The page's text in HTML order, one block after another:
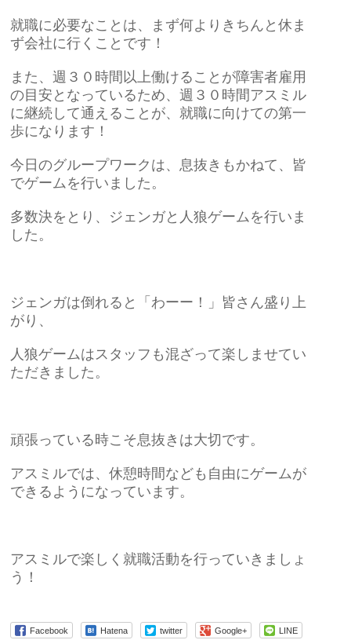
就職に必要なことは、まず何よりきちんと休ま
ず会社に行くことです！
また、週３０時間以上働けることが障害者雇用
の目安となっているため、週３０時間アスミル
に継続して通えることが、就職に向けての第一
歩になります！
今日のグループワークは、息抜きもかねて、皆
でゲームを行いました。
多数決をとり、ジェンガと人狼ゲームを行いま
した。
ジェンガは倒れると「わーー！」皆さん盛り上
がり、
人狼ゲームはスタッフも混ざって楽しませてい
ただきました。
頑張っている時こそ息抜きは大切です。
アスミルでは、休憩時間なども自由にゲームが
できるようになっています。
アスミルで楽しく就職活動を行っていきましょ
う！
Facebook Hatena twitter Google+ LINE